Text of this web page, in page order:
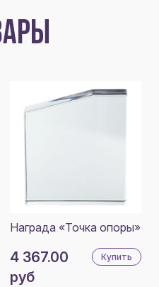
Награда «Точка опоры»
4 367.00
руб
Купить